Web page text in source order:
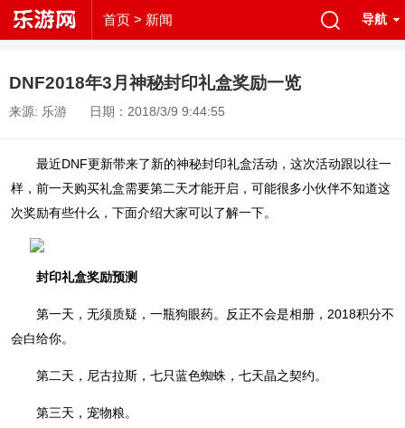
首页 > 新闻 导航
DNF2018年3月神秘封印礼盒奖励一览
来源: 乐游 日期：2018/3/9 9:44:55
最近DNF更新带来了新的神秘封印礼盒活动，这次活动跟以往一
样，前一天购买礼盒需要第二天才能开启，可能很多小伙伴不知道这
次奖励有些什么，下面介绍大家可以了解一下。
封印礼盒奖励预测
第一天，无须质疑，一瓶狗眼药。反正不会是相册，2018积分不
会白给你。
第二天，尼古拉斯，七只蓝色蜘蛛，七天晶之契约。
第三天，宠物粮。